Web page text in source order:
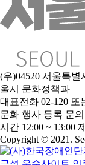
(우)04520 서울특별
울시 문화정책과
대표전화 02-120 또
문화 행사 등록 문
시간 12:00 ~ 13:00
Copyright © 2021.